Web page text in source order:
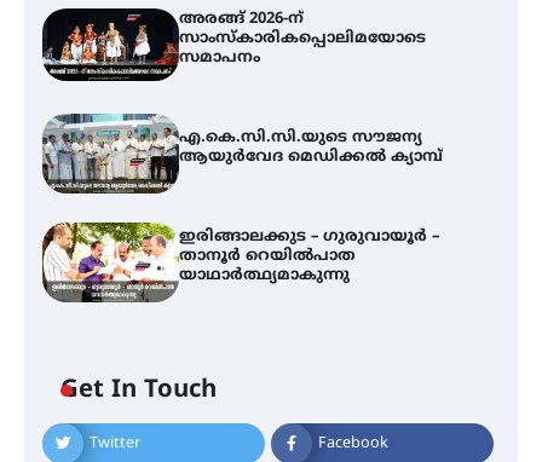
അരങ്ങ് 2026-ന്
സാംസ്കാരികപ്പൊലിമയോടെ
സമാപനം
എ.കെ.സി.സി.യുടെ സൗജന്യ
ആയുർവേദ മെഡിക്കൽ ക്യാമ്പ്
ഇരിങ്ങാലക്കുട – ഗുരുവായൂർ –
താനൂർ റെയിൽപാത
യാഥാർത്ഥ്യമാകുന്നു
Get In Touch
Twitter Facebook